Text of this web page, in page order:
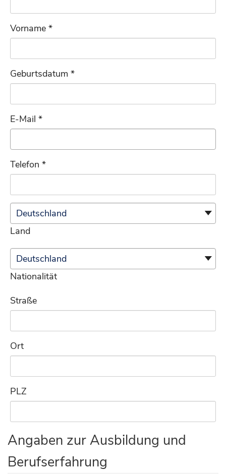
Vorname *
Geburtsdatum *
E-Mail *
Telefon *
Land
Nationalität
Straße
Ort
PLZ
Angaben zur Ausbildung und
Berufserfahrung
Schrift vergrößern
Schrift verkleinern
Graue Farbtöne
Großer
Textabstand